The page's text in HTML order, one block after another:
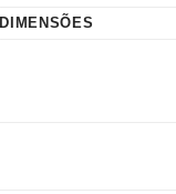
DIMENSÕES